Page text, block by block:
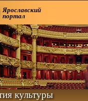
Ярославский
портал
культуры